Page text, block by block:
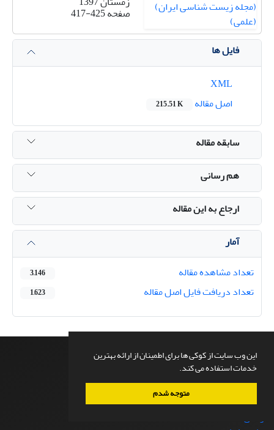
این وب سایت از کوکی ها برای اطمینان از ارائه بهترین
خدمات استفاده می کند.
متوجه شدم
صفحه417-425
فایل ها
اصل مقاله
215.51 K
سابقه مقاله
هم رسانی
ارجاع به این مقاله
آمار
تعداد مشاهده مقاله
3,146
تعداد دریافت فایل اصل مقاله 1,623
صفحه اصلی
درباره نشریه
اعضای هیات تحریریه
ارسال مقاله